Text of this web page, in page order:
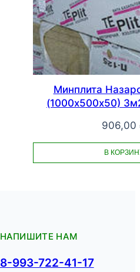
Минплита
(1000х500х50)
906,00
В
НАПИШИТЕ НАМ
8-993-722-41-17